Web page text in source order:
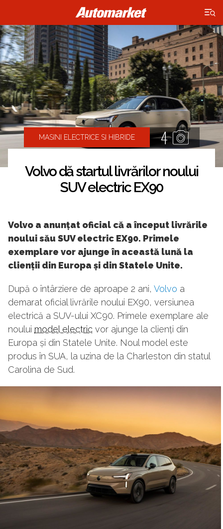
×
MASINI ELECTRICE SI HIBRIDE 4
Volvo dă startul livrărilor noului
SUV electric EX90
Volvo a anunțat oficial că a început livrările
noului său SUV electric EX90. Primele
exemplare vor ajunge în această lună la
clienții din Europa și din Statele Unite.
După o întârziere de aproape 2 ani, Volvo a
demarat oficial livrările noului EX90, versiunea
electrică a SUV-ului XC90. Primele exemplare ale
noului model electric vor ajunge la clienți din
Europa și din Statele Unite. Noul model este
produs în SUA, la uzina de la Charleston din statul
Carolina de Sud.